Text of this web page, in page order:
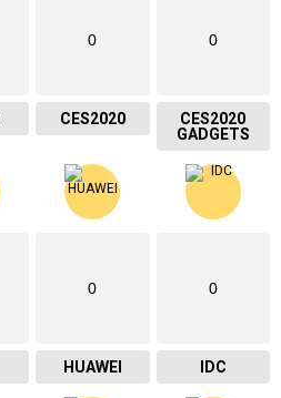
0
CES2020
0
CES2020
GADGETS
0
HUAWEI
0
IDC